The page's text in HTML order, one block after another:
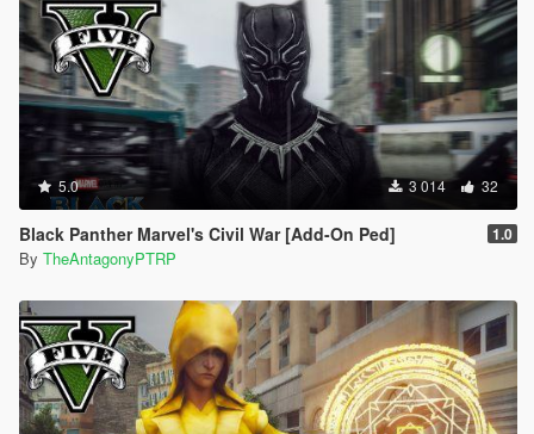
5.0 3 014 32
Black Panther Marvel's Civil War [Add-On Ped] 1.0
By TheAntagonyPTRP